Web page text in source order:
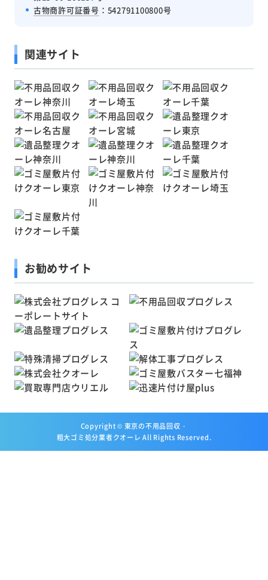
古物商許可証番号 ：542791100800号
関連サイト
お勧めサイト
Copyright © 東京の不用品回収・
粗大ゴミ処分業者クオーレ All Rights Reserved.